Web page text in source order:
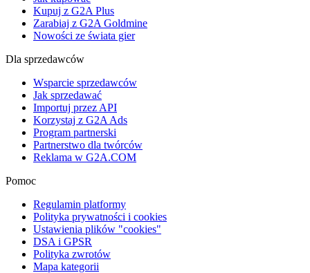
Kupuj z G2A Plus
Zarabiaj z G2A Goldmine
Nowości ze świata gier
Dla sprzedawców
Wsparcie sprzedawców
Jak sprzedawać
Importuj przez API
Korzystaj z G2A Ads
Program partnerski
Partnerstwo dla twórców
Reklama w G2A.COM
Pomoc
Regulamin platformy
Polityka prywatności i cookies
Ustawienia plików "cookies"
DSA i GPSR
Polityka zwrotów
Mapa kategorii